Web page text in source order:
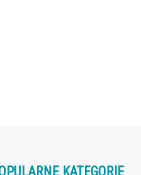
KATEGORIE